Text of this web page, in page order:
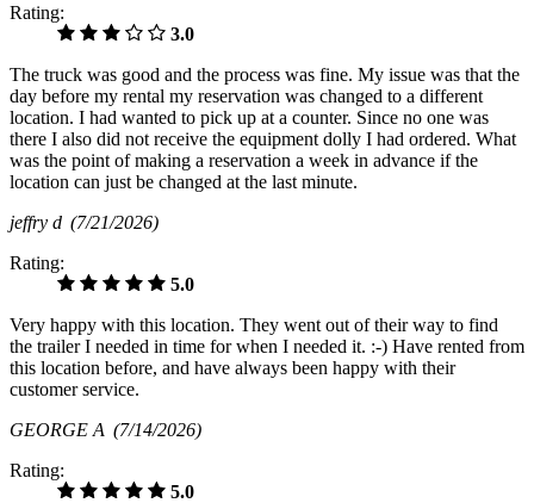
Rating:
3.0
The truck was good and the process was fine. My issue was that the
day before my rental my reservation was changed to a different
location. I had wanted to pick up at a counter. Since no one was
there I also did not receive the equipment dolly I had ordered. What
was the point of making a reservation a week in advance if the
location can just be changed at the last minute.
jeffry d (7/21/2026)
Rating:
5.0
Very happy with this location. They went out of their way to find
the trailer I needed in time for when I needed it. :-) Have rented from
this location before, and have always been happy with their
customer service.
GEORGE A (7/14/2026)
Rating:
5.0